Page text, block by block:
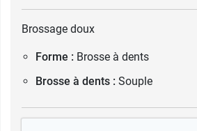
Brossage doux
Forme : Brosse à dents
Brosse à dents : Souple